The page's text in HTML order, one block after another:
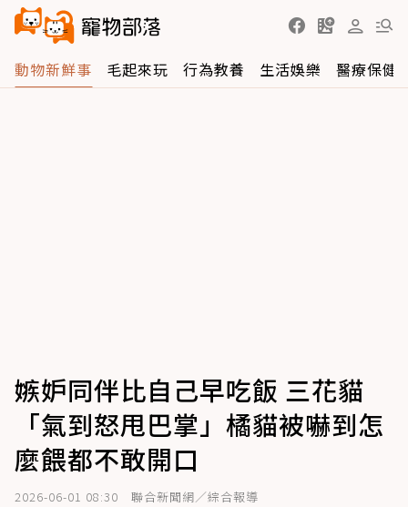
動物新鮮事 毛起來玩 行為教養 生活娛樂 醫療保健
嫉妒同伴比自己早吃飯 三花貓
「氣到怒甩巴掌」橘貓被嚇到怎
麼餵都不敢開口
2026-06-01 08:30 聯合新聞網／綜合報導